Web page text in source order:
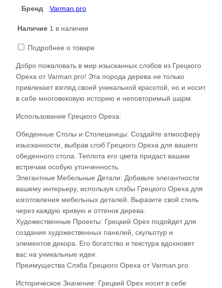
доска
пареный
2-
Бренд
Varman.pro
Наличие 1 в наличии
Подробнее о товаре
Добро пожаловать в мир изысканных слэбов из Грецкого
Ореха от Varman.pro! Эта порода дерева не только
привлекает взгляд своей уникальной красотой, но и носит
в себе многовековую историю и неповторимый шарм.
Использование Грецкого Ореха:
Обеденные Столы и Столешницы: Создайте атмосферу
изысканности, выбрав слэб Грецкого Ореха для вашего
обеденного стола. Теплота его цвета придаст вашим
встречам особую утонченность.
Элегантные Мебельные Детали: Добавьте элегантности
вашему интерьеру, используя слэбы Грецкого Ореха для
изготовления мебельных деталей. Выразите свой стиль
через каждую кривую и оттенок дерева.
Художественные Проекты: Грецкий Орех подойдет для
создания художественных панелей, скульптур и
элементов декора. Его богатство и текстура вдохновят
вас на уникальные идеи.
Преимущества Слэба Грецкого Ореха от Varman.pro
Историческое Значение: Грецкий Орех носит в себе